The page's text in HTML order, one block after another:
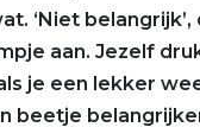
‘Niet
aan. Jezelf
je een lekker
beetje